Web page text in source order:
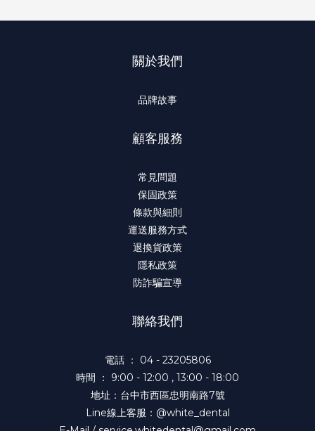
關於我們
品牌故事
顧客服務
常見問題
保固政策
條款與細則
運送服務方式
退換貨政策
隱私政策
防詐騙宣導
聯絡我們
電話 ： 04 - 23205806
時間 ： 9:00 - 12:00 , 13:00 - 18:00
地址：台中市西區忠明南路7號
Line線上客服：@white_dental